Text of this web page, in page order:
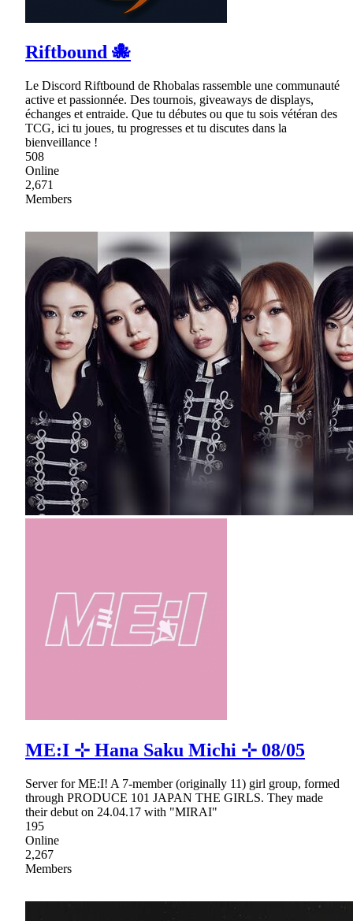
Riftbound 🐙
Le Discord Riftbound de Rhobalas rassemble une communauté
active et passionnée. Des tournois, giveaways de displays,
échanges et entraide. Que tu débutes ou que tu sois vétéran des
TCG, ici tu joues, tu progresses et tu discutes dans la
bienveillance !
508
Online
2,671
Members
ME:I ⊹ Hana Saku Michi ⊹ 08/05
Server for ME:I! A 7-member (originally 11) girl group, formed
through PRODUCE 101 JAPAN THE GIRLS. They made
their debut on 24.04.17 with "MIRAI"
195
Online
2,267
Members